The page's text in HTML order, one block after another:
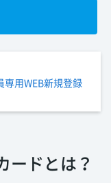
専用WEB新規登録
ードとは？